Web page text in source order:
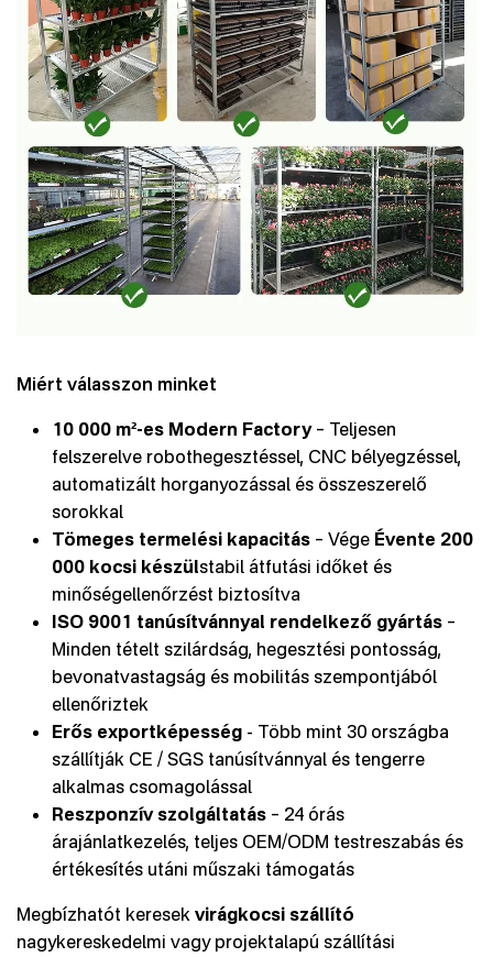
Miért válasszon minket
10 000 m²-es Modern Factory– Teljesen
felszerelve robothegesztéssel, CNC bélyegzéssel,
automatizált horganyozással és összeszerelő
sorokkal
Tömeges termelési kapacitás – Vége Évente 200
000 kocsi készülstabil átfutási időket és
minőségellenőrzést biztosítva
ISO 9001 tanúsítvánnyal rendelkező gyártás –
Minden tételt szilárdság, hegesztési pontosság,
bevonatvastagság és mobilitás szempontjából
ellenőriztek
Erős exportképesség - Több mint 30 országba
szállítják CE / SGS tanúsítvánnyal és tengerre
alkalmas csomagolással
Reszponzív szolgáltatás – 24 órás
árajánlatkezelés, teljes OEM/ODM testreszabás és
értékesítés utáni műszaki támogatás
Megbízhatót keresek virágkocsi szállító
nagykereskedelmi vagy projektalapú szállítási